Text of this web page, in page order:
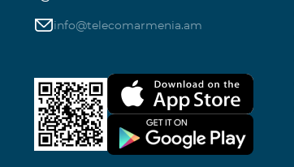
info@telecomarmenia.am